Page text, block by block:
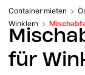
Container mieten
Winklern
für